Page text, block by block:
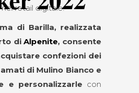
retail digitale.
di Barilla, realizzata
diAlpenite, consente
confezioni dei
di Mulino Bianco e
e personalizzarlecon